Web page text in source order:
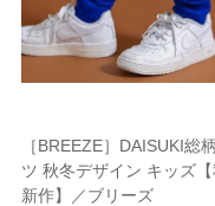
［BREEZE］DAISUKI総
ツ 秋冬デザイン キッズ
新作】／ブリーズ